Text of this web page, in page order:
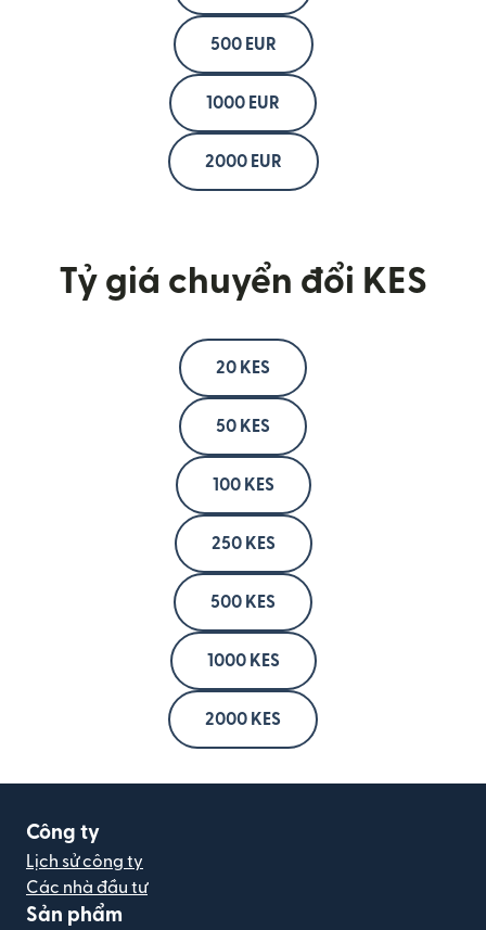
500 EUR
1000 EUR
2000 EUR
Tỷ giá chuyển đổi KES
20 KES
50 KES
100 KES
250 KES
500 KES
1000 KES
2000 KES
Công ty
Lịch sử công ty
Các nhà đầu tư
Sản phẩm